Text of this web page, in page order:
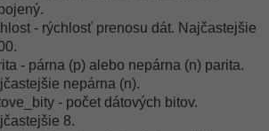
- rýchlosť prenosu dát. Najčastejšie
- párna (p) alebo nepárna (n) parita.
nepárna (n).
- počet dátových bitov.
8.